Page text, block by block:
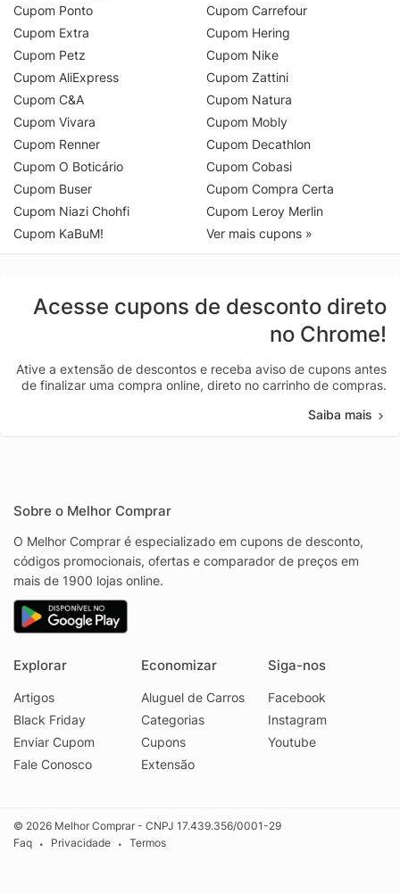
Cupom Ponto
Cupom Extra
Cupom Petz
Cupom AliExpress
Cupom C&A
Cupom Vivara
Cupom Renner
Cupom O Boticário
Cupom Buser
Cupom Niazi Chohfi
Cupom KaBuM!
Cupom Carrefour
Cupom Hering
Cupom Nike
Cupom Zattini
Cupom Natura
Cupom Mobly
Cupom Decathlon
Cupom Cobasi
Cupom Compra Certa
Cupom Leroy Merlin
Ver mais cupons »
Acesse cupons de desconto direto
no Chrome!
Ative a extensão de descontos e receba aviso de cupons antes
de finalizar uma compra online, direto no carrinho de compras.
Saiba mais
Sobre o Melhor Comprar
O Melhor Comprar é especializado em cupons de desconto,
códigos promocionais, ofertas e comparador de preços em
mais de 1900 lojas online.
Explorar
Artigos
Black Friday
Enviar Cupom
Fale Conosco
Economizar
Aluguel de Carros
Categorias
Cupons
Extensão
Siga-nos
Facebook
Instagram
Youtube
© 2026 Melhor Comprar - CNPJ 17.439.356/0001-29
Faq
• Privacidade • Termos